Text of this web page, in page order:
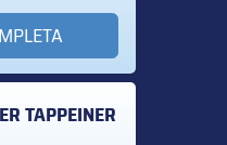
TAPPEINER